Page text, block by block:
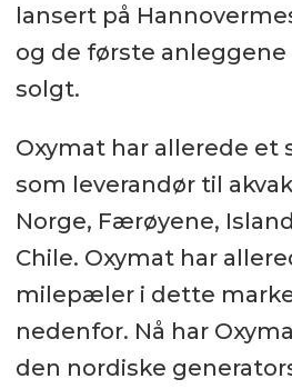
lansert på
og de første anleggene
solgt.
Oxymat har allerede et
som leverandør til
Norge, Færøyene,
Chile. Oxymat har
milepæler i dette
nedenfor. Nå har
den nordiske